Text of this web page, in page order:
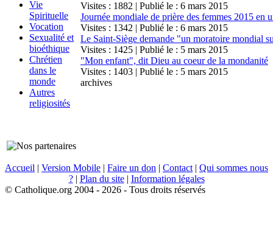
Vie
Spirituelle
Vocation
Sexualité et
bioéthique
Chrétien
dans le
monde
Autres
religiosités
Visites : 1882 | Publié le : 6 mars 2015
Journée mondiale de prière des femmes 2015 en
Visites : 1342 | Publié le : 6 mars 2015
Le Saint-Siège demande "un moratoire mondial
Visites : 1425 | Publié le : 5 mars 2015
"Mon enfant", dit Dieu au coeur de la mondanité
Visites : 1403 | Publié le : 5 mars 2015
archives
Accueil | Version Mobile | Faire un don | Contact | Qui sommes nous
?| Plan du site| Information légales
© Catholique.org 2004 - 2026 - Tous droits réservés